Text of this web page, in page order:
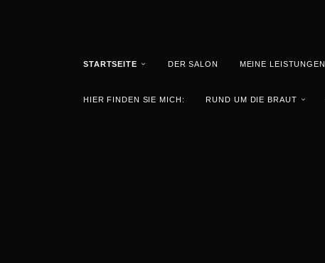
STARTSEITE DER SALON MEINE LEISTUNGEN
HIER FINDEN SIE MICH: RUND UM DIE BRAUT